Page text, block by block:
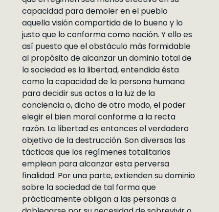
capacidad para demoler en el pueblo
aquella visión compartida de lo bueno y lo
justo que lo conforma como nación. Y ello es
así puesto que el obstáculo más formidable
al propósito de alcanzar un dominio total de
la sociedad es la libertad, entendida ésta
como la capacidad de la persona humana
para decidir sus actos a la luz de la
conciencia o, dicho de otro modo, el poder
elegir el bien moral conforme a la recta
razón. La libertad es entonces el verdadero
objetivo de la destrucción. Son diversas las
tácticas que los regímenes totalitarios
emplean para alcanzar esta perversa
finalidad. Por una parte, extienden su dominio
sobre la sociedad de tal forma que
prácticamente obligan a las personas a